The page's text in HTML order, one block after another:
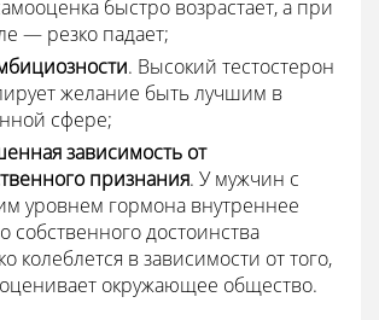
быстро возрастает, а при
— резко падает;
. Высокий тестостерон
желание быть лучшим в
сфере;
зависимость от
признания. У мужчин с
уровнем гормона внутреннее
собственного достоинства
колеблется в зависимости от того,
оценивает окружающее общество.